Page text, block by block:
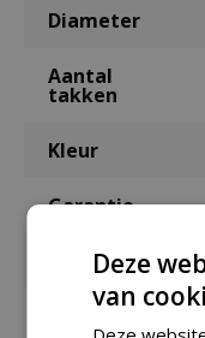
Diameter
Aantal
takken
Kleur
Garantie
Materiaal
Deze
van